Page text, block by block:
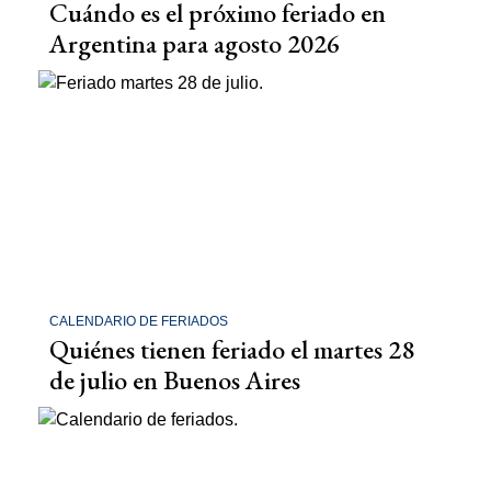
Cuándo es el próximo feriado en
Argentina para agosto 2026
CALENDARIO DE FERIADOS
Quiénes tienen feriado el martes 28
de julio en Buenos Aires